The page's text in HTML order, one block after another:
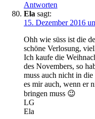
Antworten
Ela sagt:
15. Dezember 2016
Ohh wie süss ist die
schöne Verlosung,
Ich kaufe die
des Novembers, so
muss auch nicht in
es mir auch, wenn er
bringen muss 😉
LG
Ela